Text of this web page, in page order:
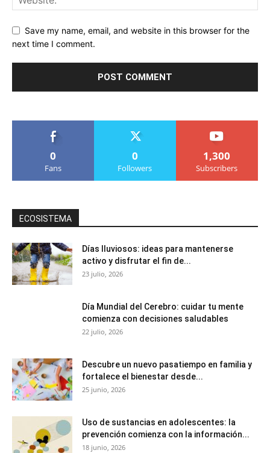
Save my name, email, and website in this browser for the
next time I comment.
0
Fans
0
Followers
1,300
Subscribers
ECOSISTEMA
Días lluviosos: ideas para mantenerse
activo y disfrutar el fin de...
23 julio, 2026
Día Mundial del Cerebro: cuidar tu mente
comienza con decisiones saludables
22 julio, 2026
Descubre un nuevo pasatiempo en familia y
fortalece el bienestar desde...
25 junio, 2026
Uso de sustancias en adolescentes: la
prevención comienza con la información...
18 junio, 2026